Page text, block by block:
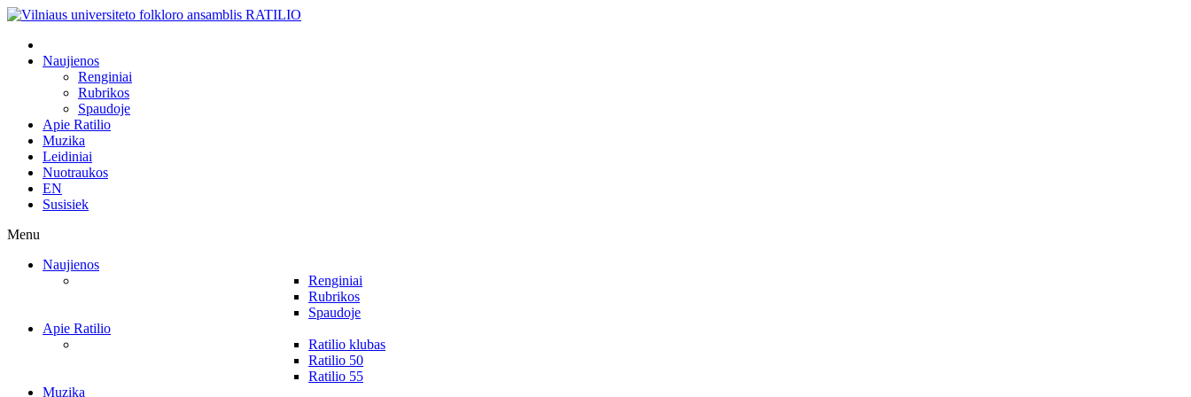
Naujienos
Renginiai
Rubrikos
Spaudoje
Apie Ratilio
Muzika
Leidiniai
Nuotraukos
EN
Susisiek
Menu
Naujienos
Renginiai
Rubrikos
Spaudoje
Apie Ratilio
Ratilio klubas
Ratilio 50
Ratilio 55
Muzika